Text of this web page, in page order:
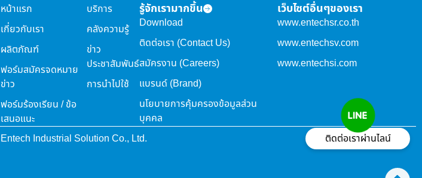
หน้าแรก
เกี่ยวกับเรา
ผลิตภัณฑ์
ฟอร์มสมัครจดหมาย
ข่าว
ฟอร์มร้องเรียน / ข้อ
เสนอแนะ
บริการ
คลังความรู้
ข่าว
ประชาสัมพันธ์
การนำไปใช้
รู้จักเรามากขึ้น
Download
ติดต่อเรา (Contact Us)
สมัครงาน (Careers)
แบรนด์ (Brand)
นโยบายการคุ้มครองข้อมูลส่วน
บุคคล
เว็บไซต์อื่นๆของเรา
www.entechsr.co.th
www.entechsv.com
www.entechsi.com
ติดต่อเราผ่านไลน์
Entech Industrial Solution Co., Ltd.